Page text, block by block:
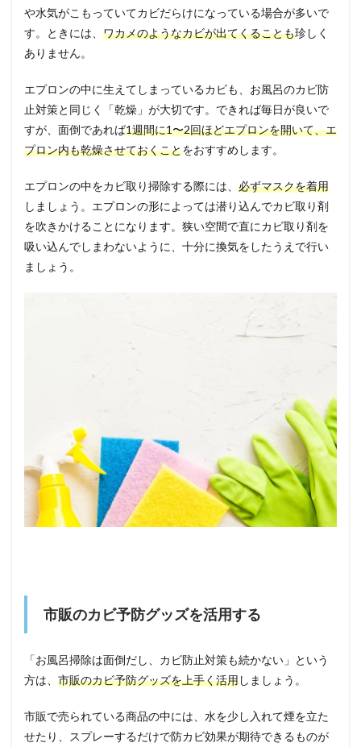
や水気がこもっていてカビだらけになっている場合が多いで
す。ときには、 ワカメのようなカビが出てくることも珍しく
ありません。
エプロンの中に生えてしまっているカビも、お風呂のカビ防
止対策と同じく「乾燥」が大切です。できれば毎日が良いで
すが、面倒であれば1週間に1〜2回ほどエプロンを開いて、エ
プロン内も乾燥させておくことをおすすめします。
エプロンの中をカビ取り掃除する際には、 必ずマスクを着用
しましょう。エプロンの形によっては潜り込んでカビ取り剤
を吹きかけることになります。狭い空間で直にカビ取り剤を
吸い込んでしまわないように、十分に換気をしたうえで行い
ましょう。
市販のカビ予防グッズを活用する
「お風呂掃除は面倒だし、カビ防止対策も続かない」という
方は、 市販のカビ予防グッズを上手く活用しましょう。
市販で売られている商品の中には、水を少し入れて煙を立た
せたり、スプレーするだけで防カビ効果が期待できるものが